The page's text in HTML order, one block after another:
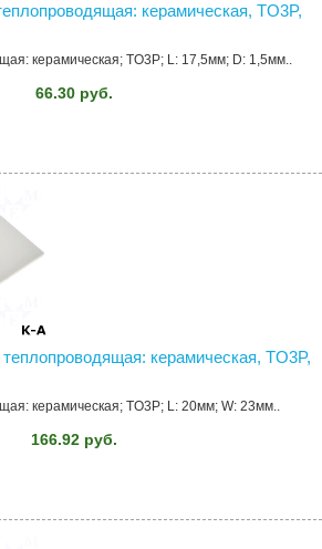
керамическая, TO3P,
керамическая; TO3P; L: 17,5мм; D: 1,5мм..
66.30 руб.
керамическая, TO3P,
керамическая; TO3P; L: 20мм; W: 23мм..
166.92 руб.